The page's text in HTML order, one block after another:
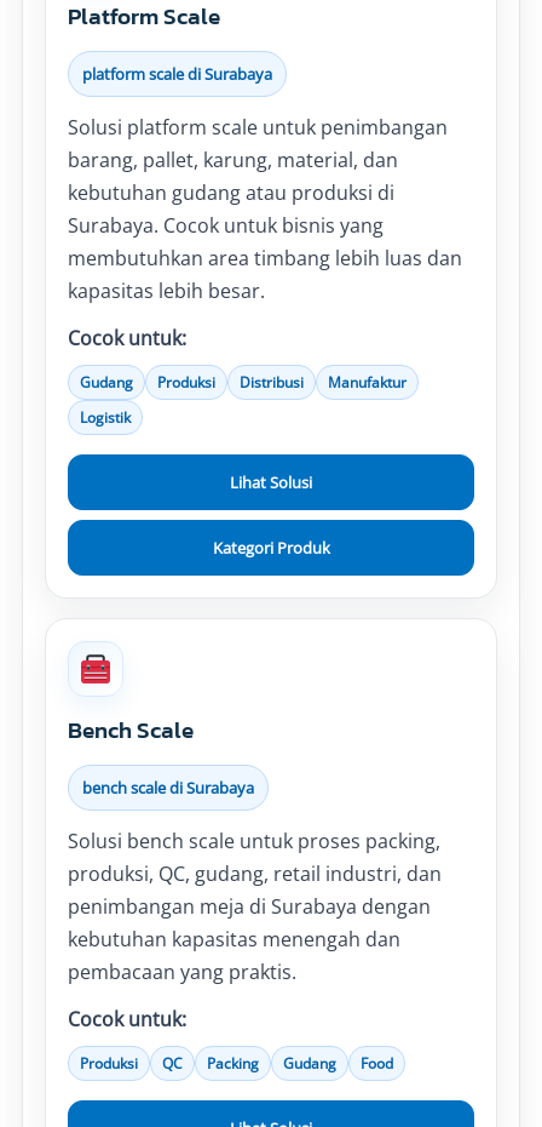
Platform Scale
platform scale di Surabaya
Solusi platform scale untuk penimbangan
barang, pallet, karung, material, dan
kebutuhan gudang atau produksi di
Surabaya. Cocok untuk bisnis yang
membutuhkan area timbang lebih luas dan
kapasitas lebih besar.
Cocok untuk:
Gudang Produksi Distribusi
Manufaktur
Logistik
Lihat Solusi
Kategori Produk
Bench Scale
bench scale di Surabaya
Solusi bench scale untuk proses packing,
produksi, QC, gudang, retail industri, dan
penimbangan meja di Surabaya dengan
kebutuhan kapasitas menengah dan
pembacaan yang praktis.
Cocok untuk:
Produksi QC Packing Gudang Food